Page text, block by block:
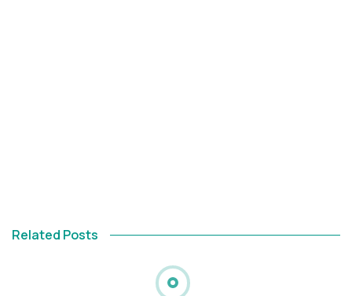
Related Posts